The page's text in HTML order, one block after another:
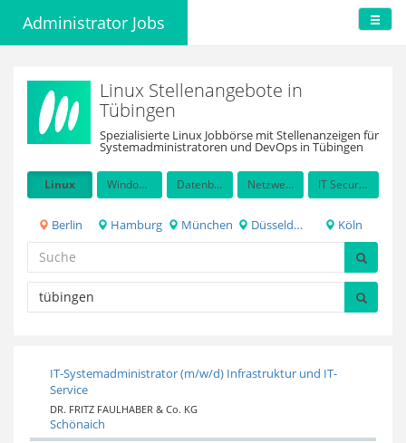
Administrator Jobs
Linux Stellenangebote in
Tübingen
Spezialisierte Linux Jobbörse mit Stellenanzeigen für
Systemadministratoren und DevOps in Tübingen
Linux Windows Server Datenbanken Netzwerkadministration IT Security / Auditing
Berlin Hamburg München Düsseldorf Köln
IT-Systemadministrator (m/w/d) Infrastruktur und IT-
Service
DR. FRITZ FAULHABER & Co. KG
Schönaich